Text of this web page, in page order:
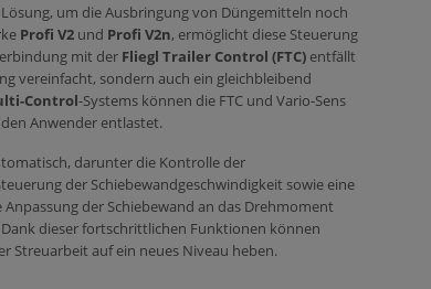
um die Ausbringung von Düngemitteln noch
Profi V2 und Profi V2n, ermöglicht diese Steuerung
mit der Fliegl Trailer Control (FTC) entfällt
vereinfacht, sondern auch ein gleichbleibend
Control-Systems können die FTC und Vario-Sens
Anwender entlastet.
darunter die Kontrolle der
der Schiebewandgeschwindigkeit sowie eine
der Schiebewand an das Drehmoment
dieser fortschrittlichen Funktionen können
Streuarbeit auf ein neues Niveau heben​.